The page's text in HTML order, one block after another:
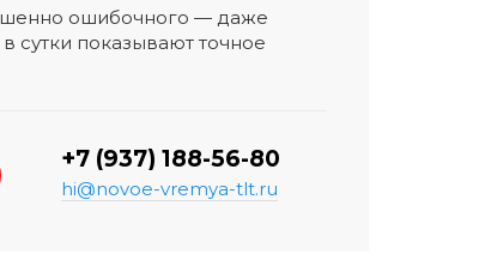
ошибочного — даже
сутки показывают точное
+7 (937) 188-56-80
hi@novoe-vremya-tlt.ru